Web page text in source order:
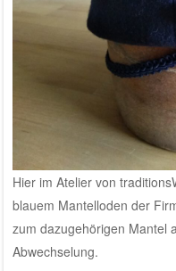
Hier im Atelier von
blauem Mantelloden der
zum dazugehörigen Mantel
Abwechselung.